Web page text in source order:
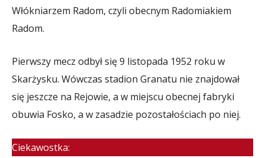
Włókniarzem Radom, czyli obecnym Radomiakiem
Radom.
Pierwszy mecz odbył się 9 listopada 1952 roku w
Skarżysku. Wówczas stadion Granatu nie znajdował
się jeszcze na Rejowie, a w miejscu obecnej fabryki
obuwia Fosko, a w zasadzie pozostałościach po niej.
Ciekawostka: